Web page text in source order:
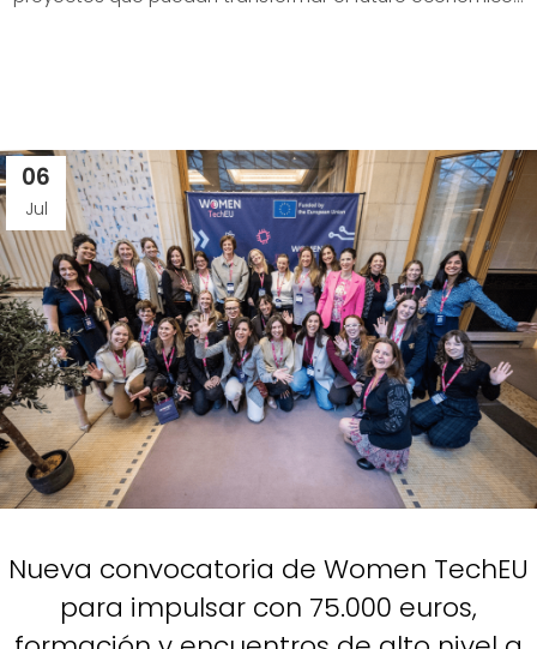
06
Jul
Nueva convocatoria de Women TechEU
para impulsar con 75.000 euros,